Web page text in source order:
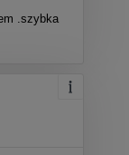
.szybka